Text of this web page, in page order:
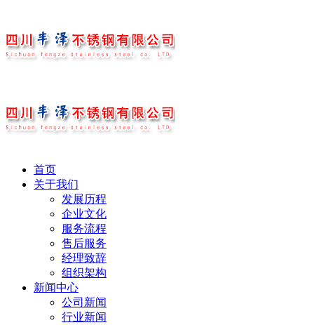
首页
关于我们
发展历程
企业文化
服务流程
售后服务
经理致辞
组织架构
新闻中心
公司新闻
行业新闻